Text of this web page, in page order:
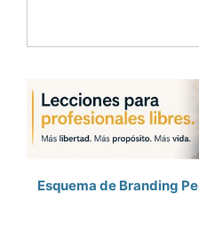
Esquema de Branding